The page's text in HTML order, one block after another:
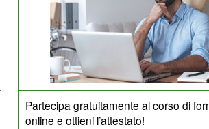
Partecipa gratuitamente al corso di
online e ottieni l’attestato!